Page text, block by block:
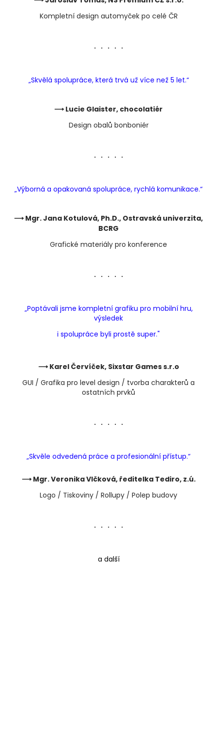
Kompletní design automyček po celé ČR
・・・・・
„Skvělá spolupráce, která trvá už více než 5 let.“
⟶ Lucie Glaister, chocolatiér
Design obalů bonboniér
・・・・・
„Výborná a opakovaná spolupráce, rychlá komunikace.“
⟶ Mgr. Jana Kotulová, Ph.D., Ostravská univerzita,
BCRG
Grafické materiály pro konference
・・・・・
„Poptávali jsme kompletní grafiku pro mobilní hru,
výsledek
i spolupráce byli prostě super."
⟶ Karel Červíček, Sixstar Games s.r.o
GUI / Grafika pro level design / tvorba charakterů a
ostatních prvků
・・・・・
„Skvěle odvedená práce a profesionální přístup.“
⟶ Mgr. Veronika Vlčková, ředitelka Tediro, z.ú.
Logo / Tiskoviny / Rollupy / Polep budovy
・・・・・
a další